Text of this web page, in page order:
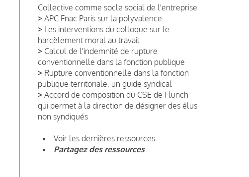
Collective comme socle social de l'entreprise
> APC Fnac Paris sur la polyvalence
> Les interventions du colloque sur le
harcèlement moral au travail
> Calcul de l'indemnité de rupture
conventionnelle dans la fonction publique
> Rupture conventionnelle dans la fonction
publique territoriale, un guide syndical
> Accord de composition du CSE de Flunch
qui permet à la direction de désigner des élus
non syndiqués
Voir les dernières ressources
Partagez des ressources